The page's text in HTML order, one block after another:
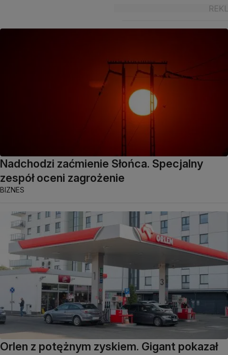
Nadchodzi zaćmienie Słońca. Specjalny
zespół oceni zagrożenie
BIZNES
Orlen z potężnym zyskiem. Gigant pokazał